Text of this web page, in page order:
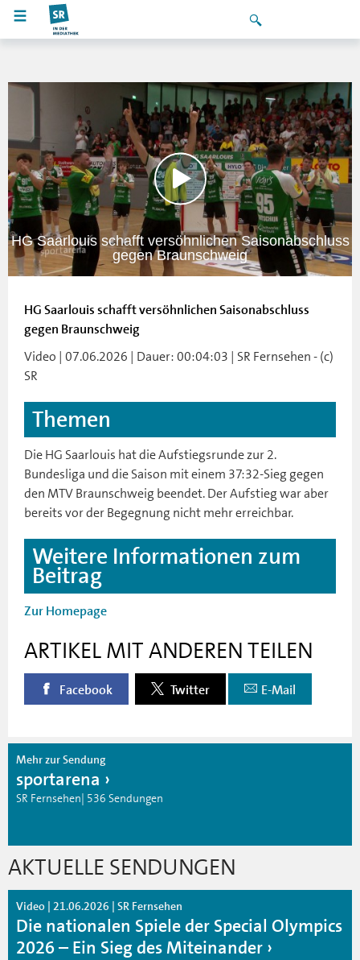
HG Saarlouis schafft versöhnlichen Saisonabschluss
gegen Braunschweig
HG Saarlouis schafft versöhnlichen Saisonabschluss
gegen Braunschweig
Video | 07.06.2026 | Dauer: 00:04:03 | SR Fernsehen - (c)
SR
Themen
Die HG Saarlouis hat die Aufstiegsrunde zur 2.
Bundesliga und die Saison mit einem 37:32-Sieg gegen
den MTV Braunschweig beendet. Der Aufstieg war aber
bereits vor der Begegnung nicht mehr erreichbar.
Weitere Informationen zum
Beitrag
Zur Homepage
ARTIKEL MIT ANDEREN TEILEN
Facebook Twitter E-Mail
Mehr zur Sendung
sportarena
SR Fernsehen| 536 Sendungen
AKTUELLE SENDUNGEN
Video | 21.06.2026 | SR Fernsehen
Die nationalen Spiele der Special Olympics
2026 – Ein Sieg des Miteinander